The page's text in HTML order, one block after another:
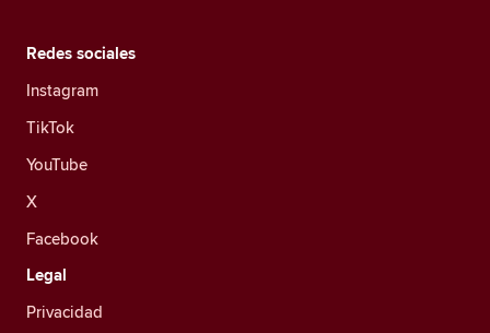
Redes sociales
Instagram
TikTok
YouTube
X
Facebook
Legal
Privacidad